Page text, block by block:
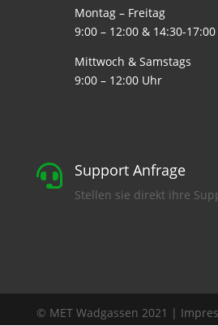
Montag – Freitag
9:00 – 12:00 & 14:30-
Mittwoch & Samstags
9:00 – 12:00 Uhr
 Support Anfrage
Stellen sie direkt ihre
© MET Wadgassen 2021 |